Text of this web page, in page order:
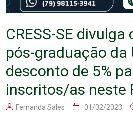
CRESS-SE divulga
pós-graduação da
desconto de 5%
inscritos/as neste
Fernanda Sales 01/02/2023